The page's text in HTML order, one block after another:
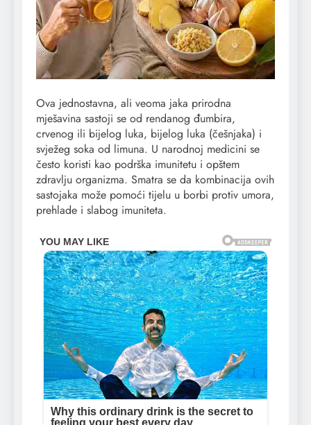
Ova jednostavna, ali veoma jaka prirodna
mješavina sastoji se od rendanog đumbira,
crvenog ili bijelog luka, bijelog luka (češnjaka) i
svježeg soka od limuna. U narodnoj medicini se
često koristi kao podrška imunitetu i opštem
zdravlju organizma. Smatra se da kombinacija ovih
sastojaka može pomoći tijelu u borbi protiv umora,
prehlade i slabog imuniteta.